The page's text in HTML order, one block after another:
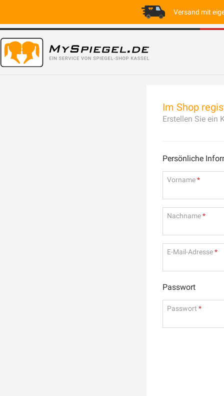
Versand mit
Im Shop
Erstellen Sie ein
Persönliche
Vorname
Nachname
E-Mail-Adresse
Passwort
Passwort